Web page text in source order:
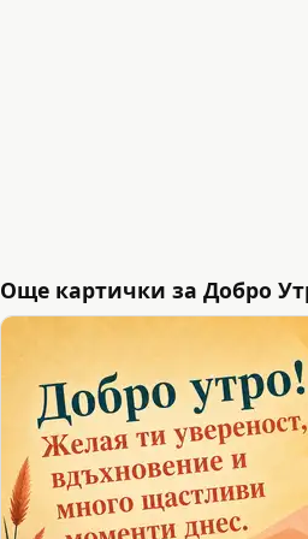
Още картички за Добро